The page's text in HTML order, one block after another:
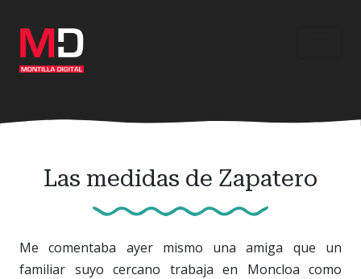
contenido
principal
Las medidas de Zapatero
Me comentaba ayer mismo una amiga que un
familiar suyo cercano trabaja en Moncloa como